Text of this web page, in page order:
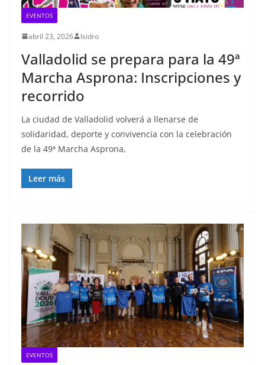
EVENTOS
abril 23, 2026 Isidro
Valladolid se prepara para la 49ª
Marcha Asprona: Inscripciones y
recorrido
La ciudad de Valladolid volverá a llenarse de
solidaridad, deporte y convivencia con la celebración
de la 49ª Marcha Asprona,
Leer más
EVENTOS